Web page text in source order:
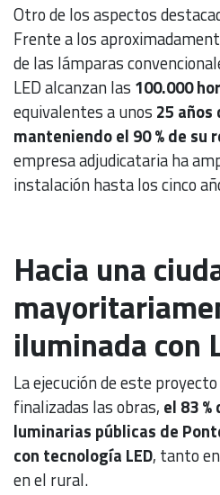
Otro de los aspectos
Frente a los
de las lámparas
LED alcanzan las 100.000
equivalentes a unos 25
manteniendo el 90 % de su
empresa adjudicataria ha
instalación hasta los cinco
Hacia una
iluminada con
La ejecución de este
finalizadas las obras, el 83
luminarias públicas de
con tecnología LED, tanto
en el rural.